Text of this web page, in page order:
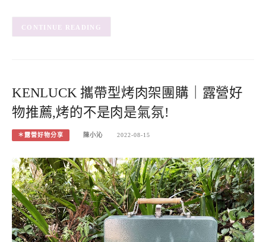
CONTINUE READING
KENLUCK 攜帶型烤肉架團購｜露營好
物推薦,烤的不是肉是氣氛!
＊露營好物分享 陳小沁 2022-08-15